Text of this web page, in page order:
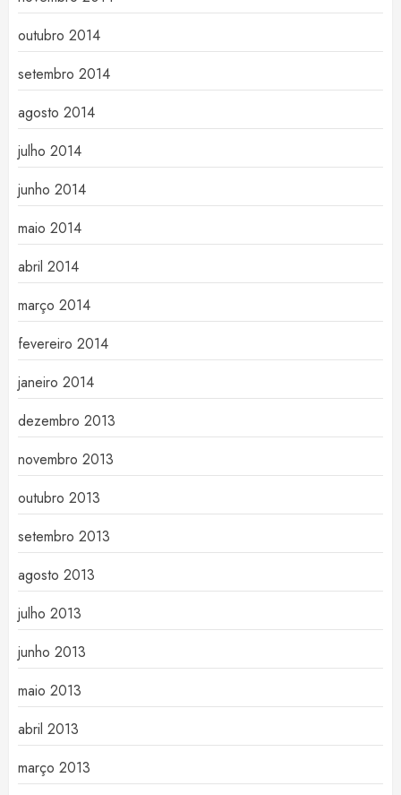
outubro 2014
setembro 2014
agosto 2014
julho 2014
junho 2014
maio 2014
abril 2014
março 2014
fevereiro 2014
janeiro 2014
dezembro 2013
novembro 2013
outubro 2013
setembro 2013
agosto 2013
julho 2013
junho 2013
maio 2013
abril 2013
março 2013